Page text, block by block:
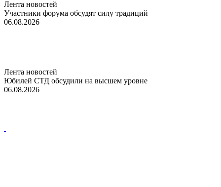
Лента новостей
Участники форума обсудят силу традиций
06.08.2026
Лента новостей
Юбилей СТД обсудили на высшем уровне
06.08.2026